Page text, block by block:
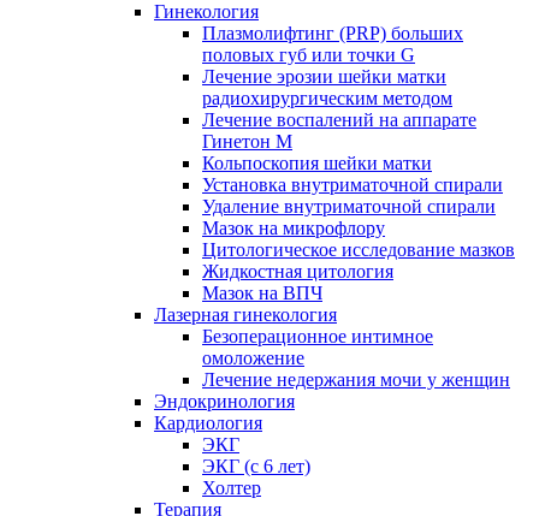
Гинекология
Плазмолифтинг (PRP) больших
половых губ или точки G
Лечение эрозии шейки матки
радиохирургическим методом
Лечение воспалений на аппарате
Гинетон М
Кольпоскопия шейки матки
Установка внутриматочной спирали
Удаление внутриматочной спирали
Мазок на микрофлору
Цитологическое исследование мазков
Жидкостная цитология
Мазок на ВПЧ
Лазерная гинекология
Безоперационное интимное
омоложение
Лечение недержания мочи у женщин
Эндокринология
Кардиология
ЭКГ
ЭКГ (с 6 лет)
Холтер
Терапия